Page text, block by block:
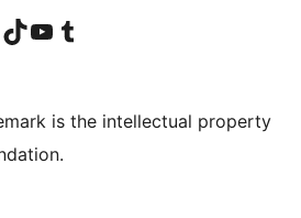
LinkedIn kami
Visit our TikTok account
Kunjungi channel YouTube kamiVisit our Tumblr account
is the intellectual property